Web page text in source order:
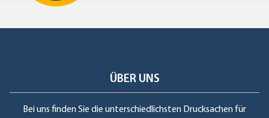
ÜBER UNS
Bei uns finden Sie die unterschiedlichsten Drucksachen für